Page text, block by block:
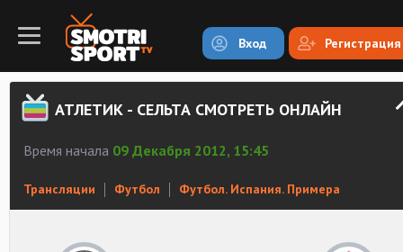
Вход Регистрация
АТЛЕТИК - СЕЛЬТА СМОТРЕТЬ ОНЛАЙН
Время начала 09 Декабря 2012, 15:45
Трансляции Футбол Футбол. Испания. Примера